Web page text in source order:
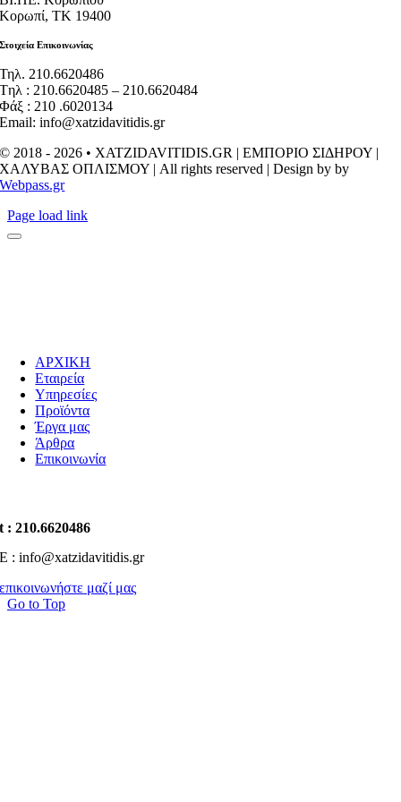
Κορωπί, ΤΚ 19400
Στοιχεία Επικοινωνίας
Τηλ. 210.6620486
Tηλ : 210.6620485 – 210.6620484
Φάξ : 210 .6020134
Email: info@xatzidavitidis.gr
© 2018 - 2026 • XATZIDAVITIDIS.GR | EΜΠΟΡΙΟ ΣΙΔΗΡΟΥ |
ΧΑΛΥΒΑΣ ΟΠΛΙΣΜΟΥ | All rights reserved | Design by by
Webpass.gr
Page load link
ΑΡΧΙΚΗ
Εταιρεία
Υπηρεσίες
Προϊόντα
Έργα μας
Άρθρα
Επικοινωνία
t : 210.6620486
E : info@xatzidavitidis.gr
επικοινωνήστε μαζί μας
Go to Top